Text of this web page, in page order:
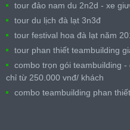
tour đảo nam du 2n2d - xe
tour du lịch đà lạt 3n3đ
tour festival hoa đà lạt năm
tour phan thiết teambuilding
combo trọn gói teambuilding
chỉ từ 250.000 vnđ/ khách
combo teambuilding phan